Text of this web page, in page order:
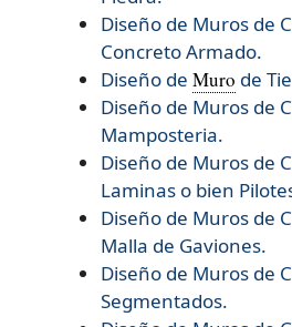
Diseño de Muros de
Concreto Armado.
Diseño de Muro de
Diseño de Muros de
Mamposteria.
Diseño de Muros de
Laminas o bien
Diseño de Muros de
Malla de Gaviones.
Diseño de Muros de
Segmentados.